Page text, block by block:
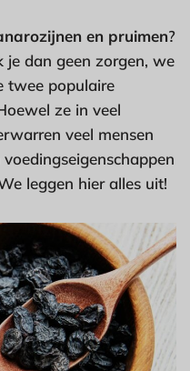
en pruimen?
dan geen zorgen, we
twee populaire
ze in veel
veel mensen
leggen hier alles uit!